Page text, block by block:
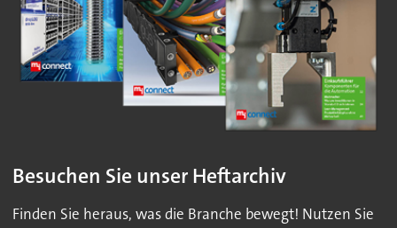
Besuchen Sie unser Heftarchiv
Finden Sie heraus, was die Branche bewegt! Nutzen Sie